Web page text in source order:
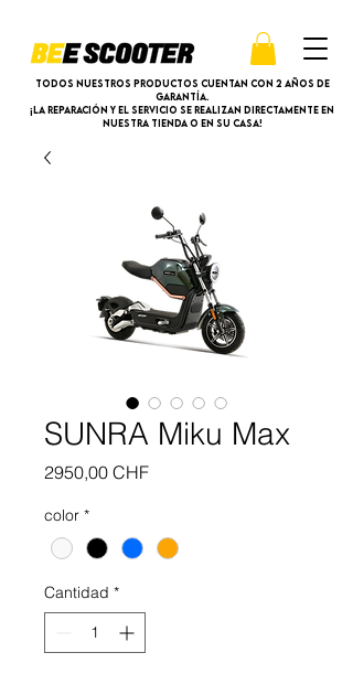
Todos nuestros productos cuentan con 2 años de
garantía.
¡La reparación y el servicio se realizan directamente en
nuestra tienda o en su casa!
SUNRA Miku Max
2950,00 CHFPrecio
color *
Cantidad *